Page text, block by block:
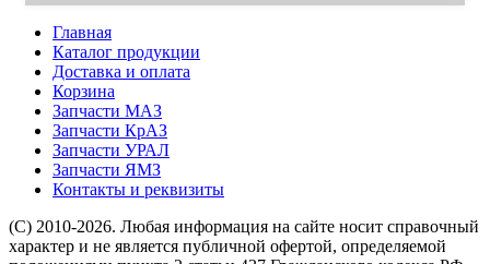
Главная
Каталог продукции
Доставка и оплата
Корзина
Запчасти МАЗ
Запчасти КрАЗ
Запчасти УРАЛ
Запчасти ЯМЗ
Контакты и реквизиты
(C) 2010-2026. Любая информация на сайте носит справочный
характер и не является публичной офертой, определяемой